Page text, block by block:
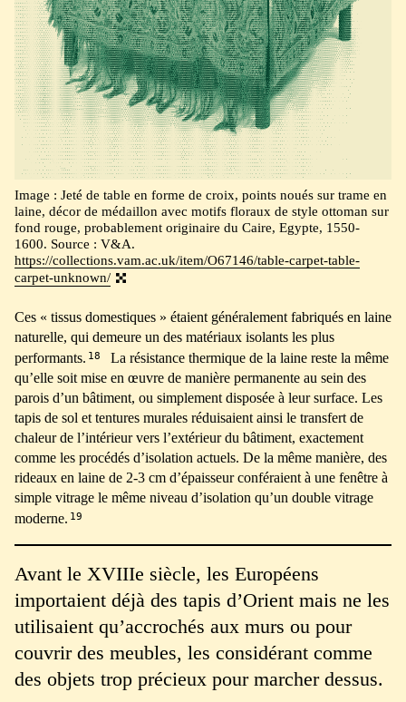
Image : Jeté de table en forme de croix, points noués sur trame en
laine, décor de médaillon avec motifs floraux de style ottoman sur
fond rouge, probablement originaire du Caire, Egypte, 1550-
1600. Source : V&A.
https://collections.vam.ac.uk/item/O67146/table-carpet-table-
carpet-unknown/
Ces « tissus domestiques » étaient généralement fabriqués en laine
naturelle, qui demeure un des matériaux isolants les plus
performants.18
La résistance thermique de la laine reste la même
qu’elle soit mise en œuvre de manière permanente au sein des
parois d’un bâtiment, ou simplement disposée à leur surface. Les
tapis de sol et tentures murales réduisaient ainsi le transfert de
chaleur de l’intérieur vers l’extérieur du bâtiment, exactement
comme les procédés d’isolation actuels. De la même manière, des
rideaux en laine de 2-3 cm d’épaisseur conféraient à une fenêtre à
simple vitrage le même niveau d’isolation qu’un double vitrage
moderne.19
Avant le XVIIIe siècle, les Européens
importaient déjà des tapis d’Orient mais ne les
utilisaient qu’accrochés aux murs ou pour
couvrir des meubles, les considérant comme
des objets trop précieux pour marcher dessus.